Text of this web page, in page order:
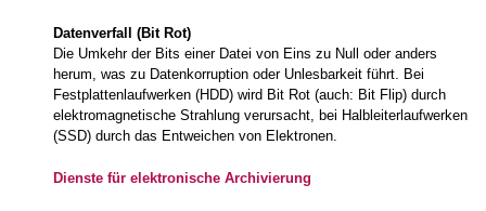
Datenverfall (Bit Rot)
Die Umkehr der Bits einer Datei von Eins zu Null oder anders
herum, was zu Datenkorruption oder Unlesbarkeit führt. Bei
Festplattenlaufwerken (HDD) wird Bit Rot (auch: Bit Flip) durch
elektromagnetische Strahlung verursacht, bei Halbleiterlaufwerken
(SSD) durch das Entweichen von Elektronen.
Dienste für elektronische Archivierung